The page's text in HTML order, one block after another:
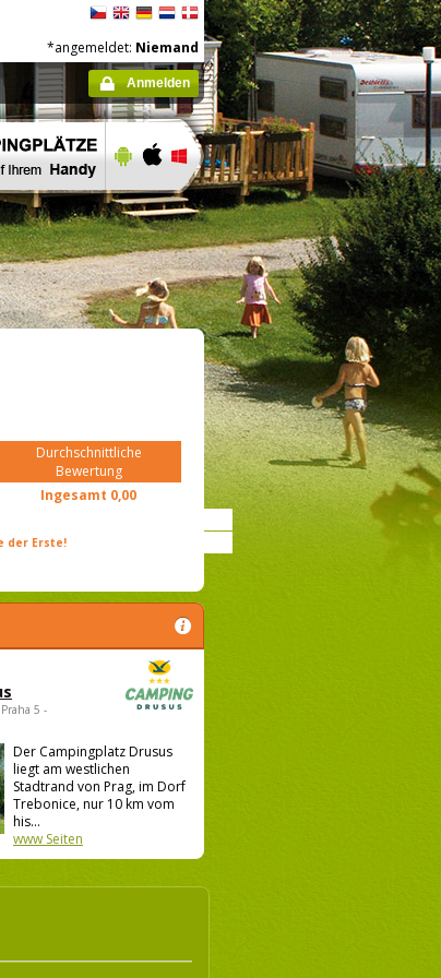
*angemeldet: Niemand
Anmelden
Durchschnittliche
Bewertung
Ingesamt 0,00
der Erste!
5 -
Der Campingplatz Drusus
liegt am westlichen
Stadtrand von Prag, im Dorf
Trebonice, nur 10 km vom
his...
www Seiten